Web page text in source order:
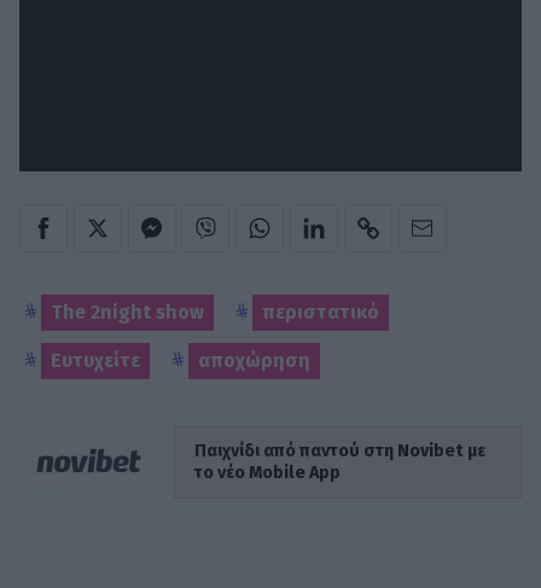
The 2night show περιστατικό
Ευτυχείτε αποχώρηση
Παιχνίδι από παντού στη Novibet με
το νέο Mobile App